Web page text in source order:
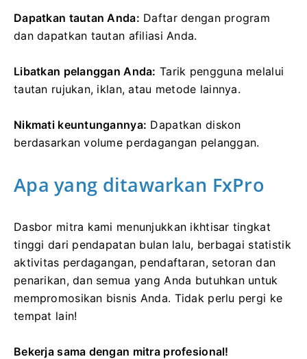
Dapatkan tautan Anda: Daftar dengan program
dan dapatkan tautan afiliasi Anda.
Libatkan pelanggan Anda: Tarik pengguna melalui
tautan rujukan, iklan, atau metode lainnya.
Nikmati keuntungannya: Dapatkan diskon
berdasarkan volume perdagangan pelanggan.
Apa yang ditawarkan FxPro
Dasbor mitra kami menunjukkan ikhtisar tingkat
tinggi dari pendapatan bulan lalu, berbagai statistik
aktivitas perdagangan, pendaftaran, setoran dan
penarikan, dan semua yang Anda butuhkan untuk
mempromosikan bisnis Anda. Tidak perlu pergi ke
tempat lain!
Bekerja sama dengan mitra profesional!